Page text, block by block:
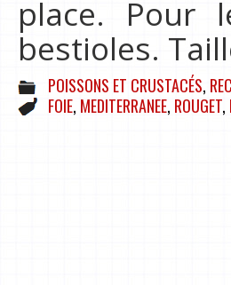
place. Pour
bestioles.
POISSONS ET CRUSTACÉS,
FOIE, MEDITERRANEE, ROUGET,